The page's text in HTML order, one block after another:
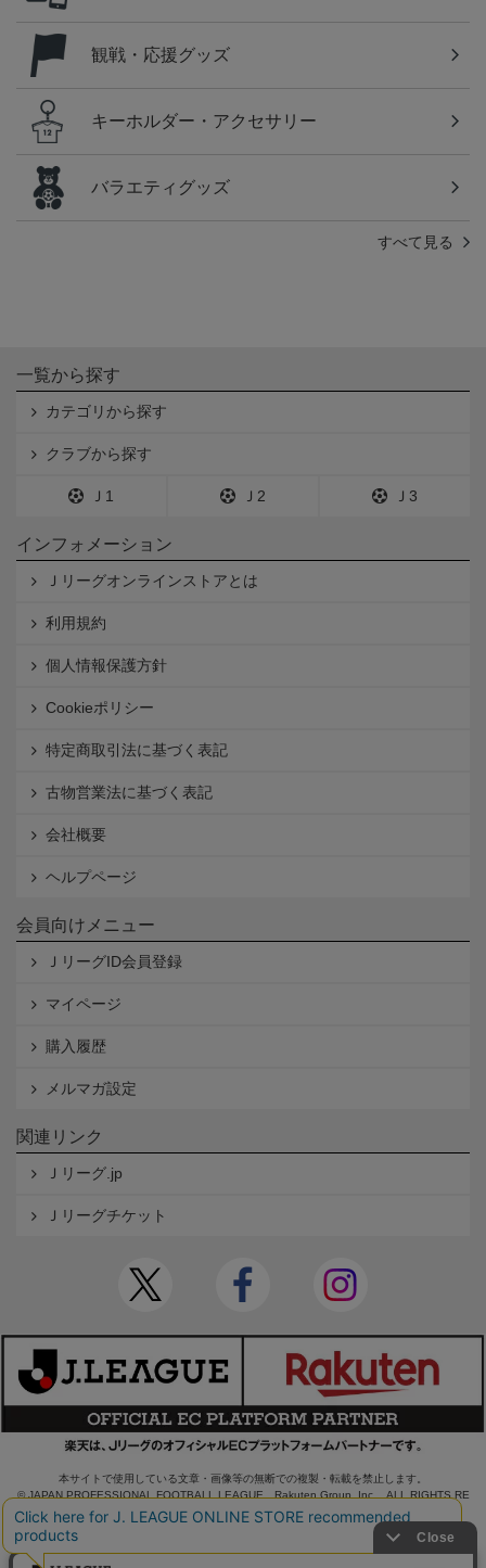
観戦・応援グッズ
キーホルダー・アクセサリー
バラエティグッズ
すべて見る
一覧から探す
カテゴリから探す
クラブから探す
Ｊ1 Ｊ2 Ｊ3
インフォメーション
Ｊリーグオンラインストアとは
利用規約
個人情報保護方針
Cookieポリシー
特定商取引法に基づく表記
古物営業法に基づく表記
会社概要
ヘルプページ
会員向けメニュー
ＪリーグID会員登録
マイページ
購入履歴
メルマガ設定
関連リンク
Ｊリーグ.jp
Ｊリーグチケット
本サイトで使用している文章・画像等の無断での複製・転載を禁止します。
© JAPAN PROFESSIONAL FOOTBALL LEAGUE Rakuten Group, Inc. ALL RIGHTS RE
SERVED.